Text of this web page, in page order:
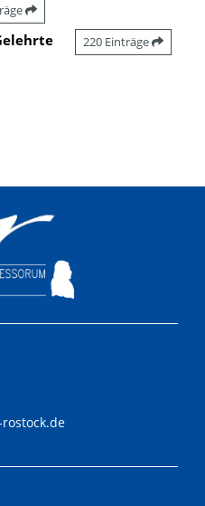
220 Einträge